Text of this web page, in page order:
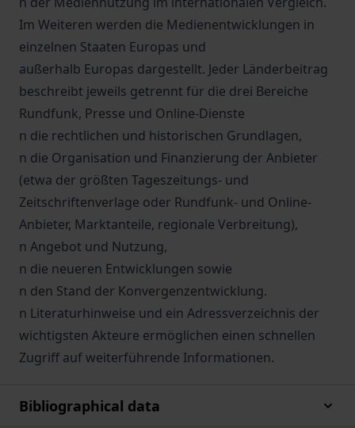
Im Weiteren werden die Medienentwicklungen in
einzelnen Staaten Europas und
außerhalb Europas dargestellt. Jeder Länderbeitrag
beschreibt jeweils getrennt für die drei Bereiche
Rundfunk, Presse und Online-Dienste
n die rechtlichen und historischen Grundlagen,
n die Organisation und Finanzierung der Anbieter
(etwa der größten Tageszeitungs- und
Zeitschriftenverlage oder Rundfunk- und Online-
Anbieter, Marktanteile, regionale Verbreitung),
n Angebot und Nutzung,
n die neueren Entwicklungen sowie
n den Stand der Konvergenzentwicklung.
n Literaturhinweise und ein Adressverzeichnis der
wichtigsten Akteure ermöglichen einen schnellen
Zugriff auf weiterführende Informationen.
Bibliographical data